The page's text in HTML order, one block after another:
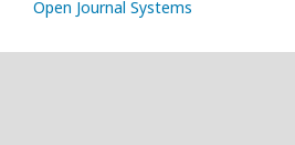
Open Journal Systems